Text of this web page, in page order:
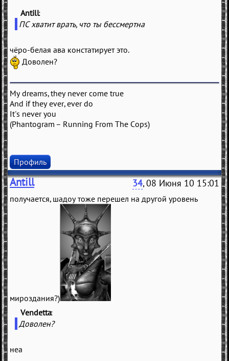
Antill
ПС хватит врать, что ты бессмертна
чёро-белая ава констатирует это.
Доволен?
My dreams, they never come true
And if they ever, ever do
It's never you
(Phantogram – Running From The Cops)
Профиль
Antill 34, 08 Июня 10 15:01
получается, шадоу тоже перешел на другой уровень
мироздания?)
Vendetta
Доволен?
неа